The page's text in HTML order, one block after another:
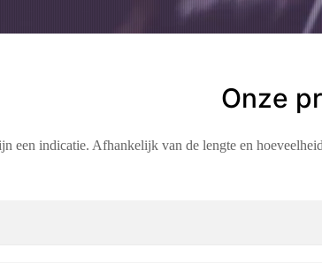
Onze
een indicatie. Afhankelijk van de lengte en